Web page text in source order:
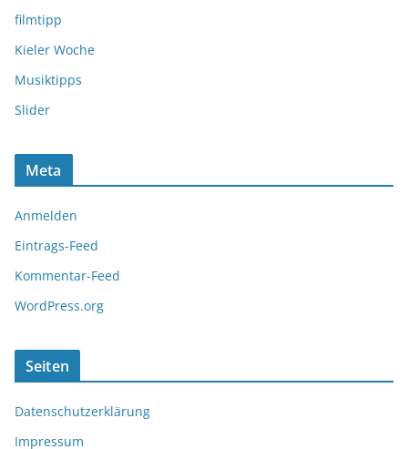
filmtipp
Kieler Woche
Musiktipps
Slider
Meta
Anmelden
Eintrags-Feed
Kommentar-Feed
WordPress.org
Seiten
Datenschutzerklärung
Impressum